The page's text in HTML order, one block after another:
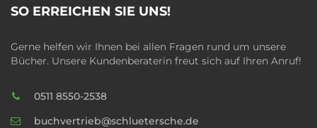
SO ERREICHEN SIE UNS!
Gerne helfen wir Ihnen bei allen Fragen rund um unsere
Bücher. Unsere Kundenberaterin freut sich auf Ihren Anruf!
0511 8550-2538
buchvertrieb@schluetersche.de